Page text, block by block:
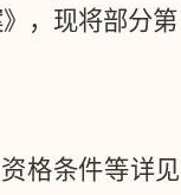
，现将部分第
格条件等详见